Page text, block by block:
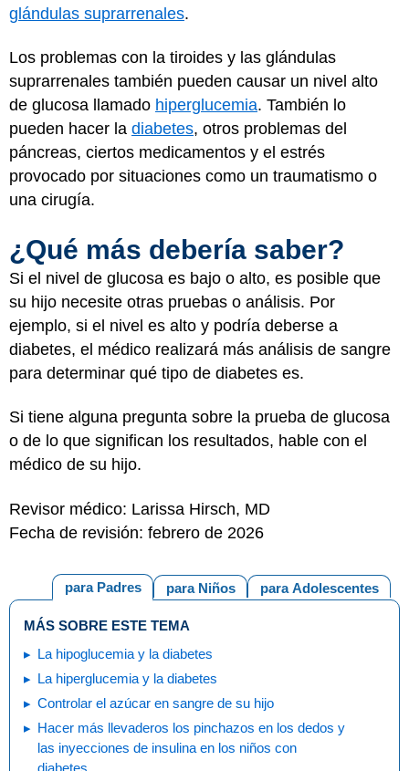
glándulas suprarrenales.
Los problemas con la tiroides y las glándulas
suprarrenales también pueden causar un nivel alto
de glucosa llamado hiperglucemia. También lo
pueden hacer la diabetes, otros problemas del
páncreas, ciertos medicamentos y el estrés
provocado por situaciones como un traumatismo o
una cirugía.
¿Qué más debería saber?
Si el nivel de glucosa es bajo o alto, es posible que
su hijo necesite otras pruebas o análisis. Por
ejemplo, si el nivel es alto y podría deberse a
diabetes, el médico realizará más análisis de sangre
para determinar qué tipo de diabetes es.
Si tiene alguna pregunta sobre la prueba de glucosa
o de lo que significan los resultados, hable con el
médico de su hijo.
Revisor médico: Larissa Hirsch, MD
Fecha de revisión: febrero de 2026
para Adolescentes
para Niños
para Padres
MÁS SOBRE ESTE TEMA
La hipoglucemia y la diabetes
La hiperglucemia y la diabetes
Controlar el azúcar en sangre de su hijo
Hacer más llevaderos los pinchazos en los dedos y
las inyecciones de insulina en los niños con
diabetes